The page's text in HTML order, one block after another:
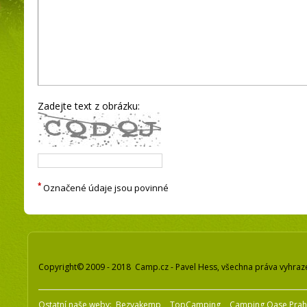
Zadejte text z obrázku:
* Označené údaje jsou povinné
Copyright© 2009 - 2018 Camp.cz - Pavel Hess, všechna práva